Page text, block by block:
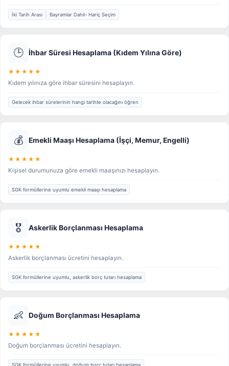
İki Tarih Arası Bayramlar Dahil- Hariç Seçim
🕒 İhbar Süresi Hesaplama (Kıdem Yılına Göre)
★★★★★
Kıdem yılınıza göre ihbar süresini hesaplayın.
Gelecek ihbar sürelerinin hangi tarihte olacağını öğren
💰 Emekli Maaşı Hesaplama (İşçi, Memur, Engelli)
★★★★★
Kişisel durumunuza göre emekli maaşınızı hesaplayın.
SGK formüllerine uyumlu emekli maaşı hesaplama
🎖️ Askerlik Borçlanması Hesaplama
★★★★★
Askerlik borçlanması ücretini hesaplayın.
SGK formüllerine uyumlu, askerlik borç tutarı hesaplama
👶 Doğum Borçlanması Hesaplama
★★★★★
Doğum borçlanması ücretini hesaplayın.
SGK formüllerine uyumlu, doğum borç tutarı hesaplama